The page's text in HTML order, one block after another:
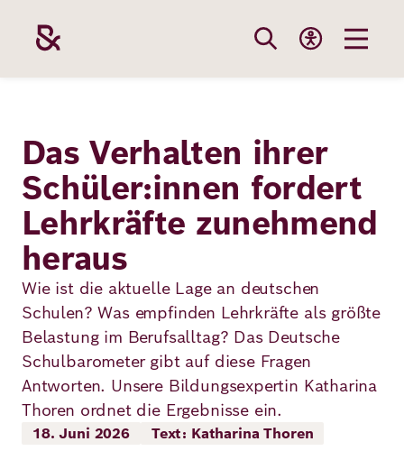
Inhalt
Stiftung
Themen
Förderung
Karriere
Die Stiftung
Robert Bosch
Werte und
Haltung
Jahresbericht
Unsere
Themen
Gesundheit
Resilienz
Demokratie
Wie wir
Projekte
Aktuelle
Bei uns
Das Verhalten ihrer
Schüler:innen fordert
Lehrkräfte zunehmend
heraus
Wie ist die aktuelle Lage an deutschen
Schulen? Was empfinden Lehrkräfte als größte
Belastung im Berufsalltag? Das Deutsche
Schulbarometer gibt auf diese Fragen
Antworten. Unsere Bildungsexpertin Katharina
Thoren ordnet die Ergebnisse ein.
18. Juni 2026 Text: Katharina Thoren